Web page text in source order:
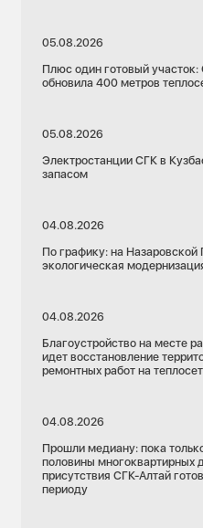
05.08.2026
Плюс один готовый
обновила 400 метров
05.08.2026
Электростанции СГК в
запасом
04.08.2026
По графику: на
экологическая
04.08.2026
Благоустройство на месте
идет восстановление
ремонтных работ на
04.08.2026
Прошли медиану: пока
половины многоквартирных
присутствия СГК-Алтай
периоду